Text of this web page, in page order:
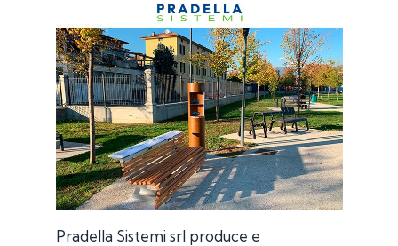
Pradella Sistemi srl produce e